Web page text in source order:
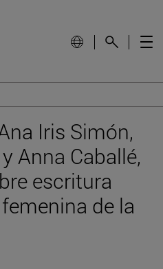
Iris Simón,
Anna Caballé,
escritura
de la